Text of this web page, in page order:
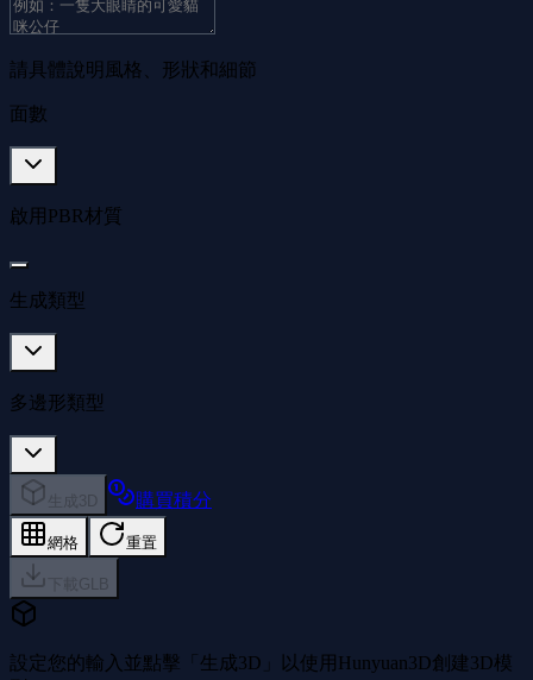
請具體說明風格、形狀和細節
面數
啟用PBR材質
生成類型
多邊形類型
生成3D 購買積分
網格 重置
下載GLB
設定您的輸入並點擊「生成3D」以使用Hunyuan3D創建3D模